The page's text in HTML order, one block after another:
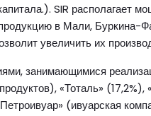
SIR располагает
в Мали, Буркина-
увеличить их
занимающимися
«Тоталь»
(ивуарская